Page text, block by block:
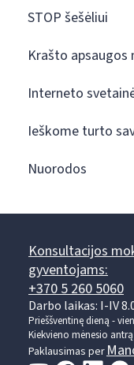
STOP šešėliui
Krašto
Interneto
Ieškome turto
Nuorodos
Konsultacijos
gyventojams:
+370 5 260 5060
Darbo laikas: I-IV
Prieššventinę dieną -
Kiekvieno mėnesio
Paklausimas per